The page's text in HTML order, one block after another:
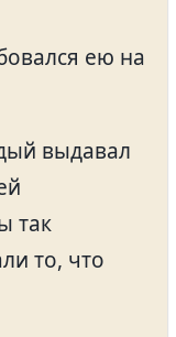
ею на
выдавал
так
то, что